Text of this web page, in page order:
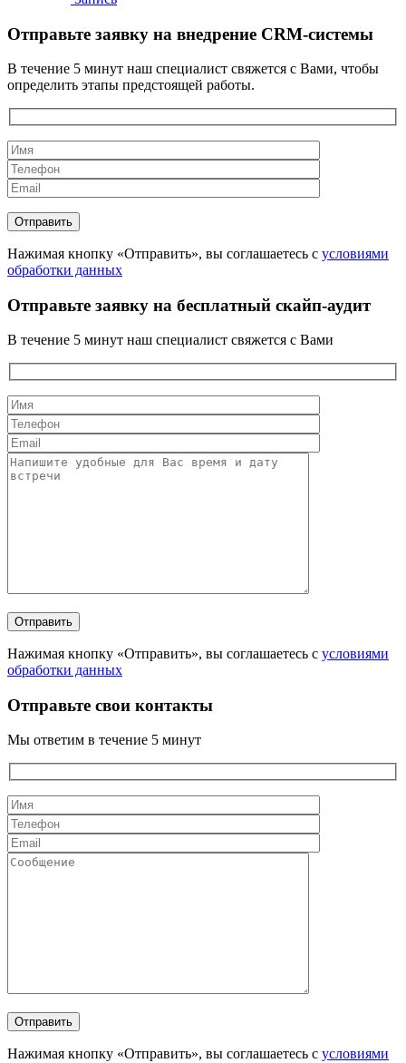
Отправьте заявку на внедрение CRM-системы
В течение 5 минут наш специалист свяжется с Вами, чтобы
определить этапы предстоящей работы.
Нажимая кнопку «Отправить», вы соглашаетесь с условиями
обработки данных
Отправьте заявку на бесплатный скайп-аудит
В течение 5 минут наш специалист свяжется с Вами
Нажимая кнопку «Отправить», вы соглашаетесь с условиями
обработки данных
Отправьте свои контакты
Мы ответим в течение 5 минут
Нажимая кнопку «Отправить», вы соглашаетесь с условиями